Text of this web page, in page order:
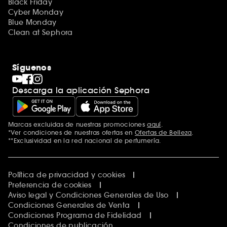
Cyber Monday
Blue Monday
Clean at Sephora
Síguenos
Descarga la aplicación Sephora
Marcas excluidas de nuestras promocionesaquí
*Ver condiciones de nuestras ofertas en Ofertas de Belleza
**Exclusividad en la red nacional de perfumería.
Política de privacidad y cookies
Preferencia de cookies
Aviso legal y Condiciones Generales de Uso
Condiciones Generales de Venta
Condiciones Programa de Fidelidad